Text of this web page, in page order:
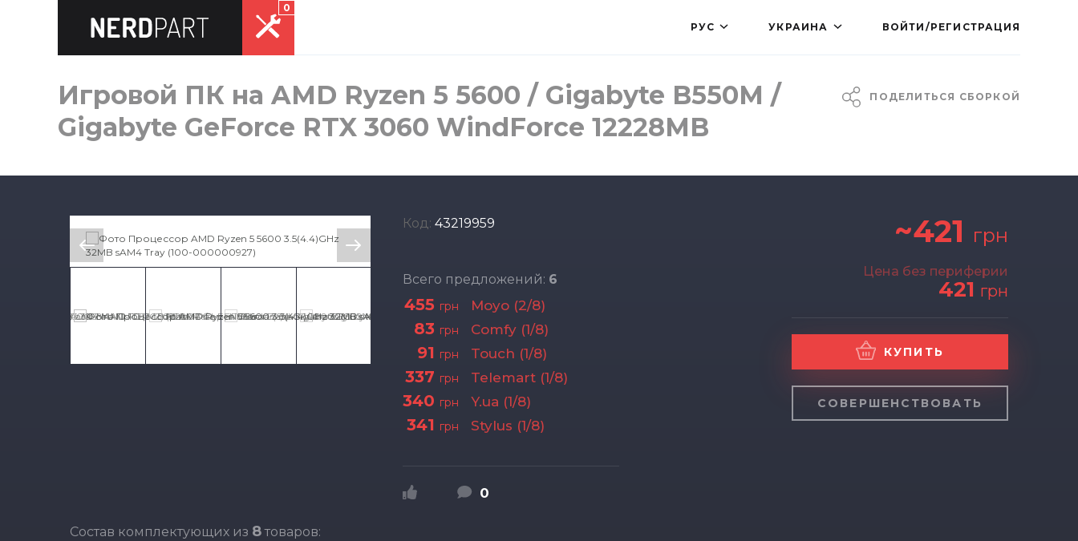
0
РУС
УКРАИНА ВОЙТИ/РЕГИСТРАЦИЯ
Игровой ПК на AMD Ryzen 5 5600 / Gigabyte B550M /
Gigabyte GeForce RTX 3060 WindForce 12228MB
ПОДЕЛИТЬСЯ СБОРКОЙ
Код: 43219959
Всего предложений: 6
455 грн Moyo (2/8)
83 грн Comfy (1/8)
91 грн Touch (1/8)
337 грн Telemart (1/8)
340 грн Y.ua (1/8)
341 грн Stylus (1/8)
0
~421 грн
Цена без периферии
421 грн
КУПИТЬ
СОВЕРШЕНСТВОВАТЬ
Состав комплектующих из 8товаров: